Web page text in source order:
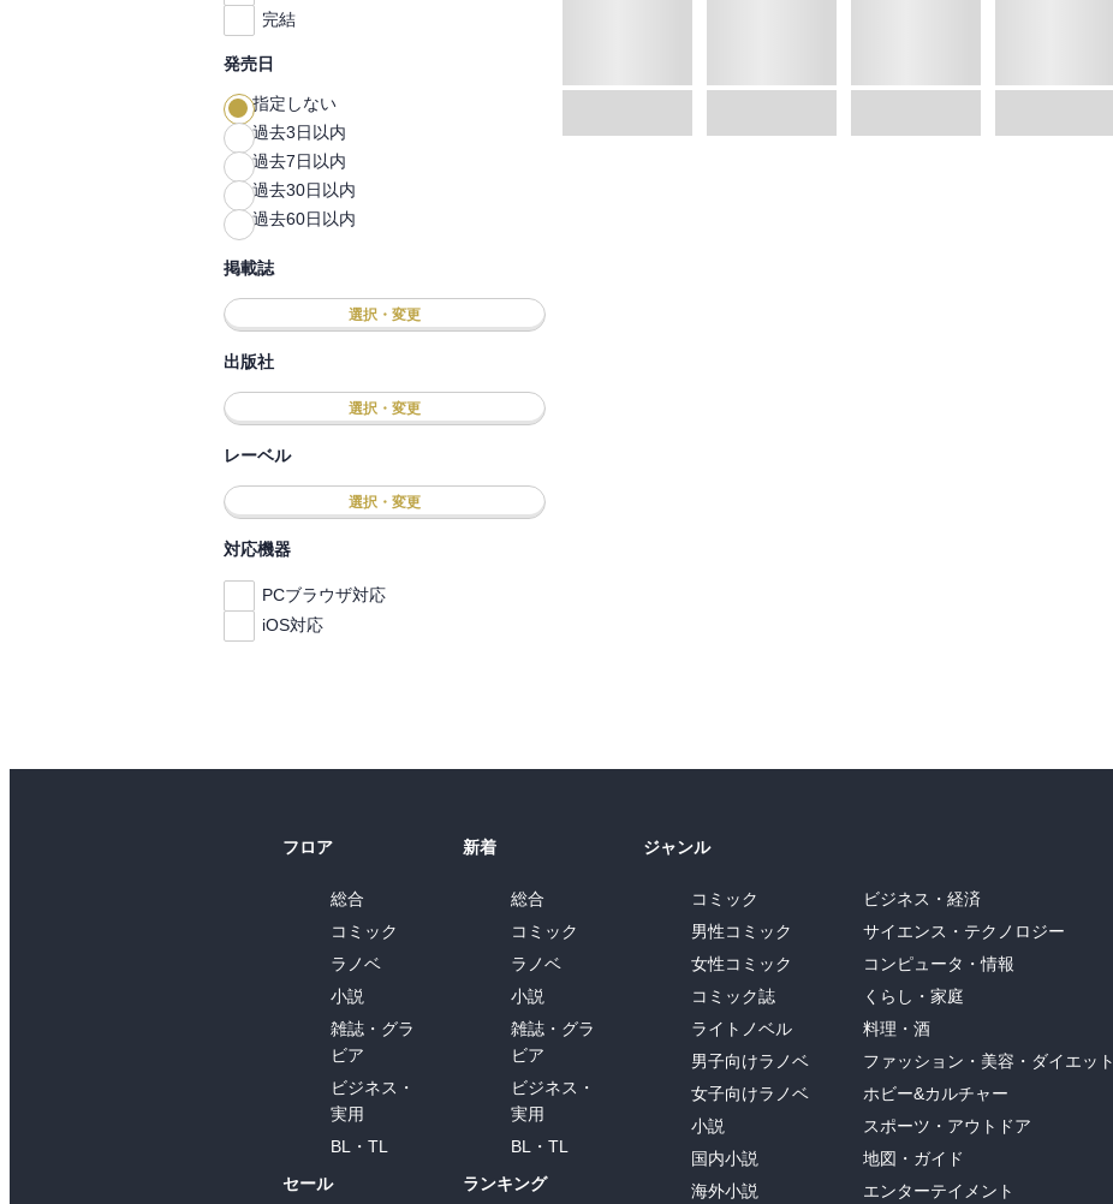
完結
発売日
指定しない
過去3日以内
過去7日以内
過去30日以内
過去60日以内
掲載誌
選択・変更
出版社
選択・変更
レーベル
選択・変更
対応機器
PCブラウザ対応
iOS対応
フロア
総合
コミック
ラノベ
小説
雑誌・グラ
ビア
ビジネス・
実用
BL・TL
セール
新着
総合
コミック
ラノベ
小説
雑誌・グラ
ビア
ビジネス・
実用
BL・TL
ランキング
ジャンル
コミック
男性コミック
女性コミック
コミック誌
ライトノベル
男子向けラノベ
女子向けラノベ
小説
国内小説
海外小説
ビジネス・経済
サイエンス・テクノロジー
コンピュータ・情報
くらし・家庭
料理・酒
ファッション・美容・ダイエット
ホビー&カルチャー
スポーツ・アウトドア
地図・ガイド
エンターテイメント